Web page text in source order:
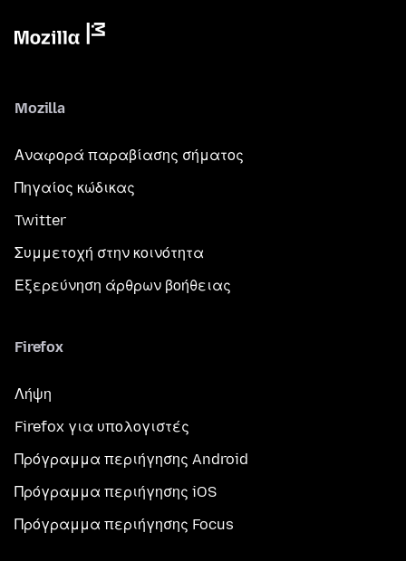
Mozilla
Αναφορά παραβίασης σήματος
Πηγαίος κώδικας
Twitter
Συμμετοχή στην κοινότητα
Εξερεύνηση άρθρων βοήθειας
Firefox
Λήψη
Firefox για υπολογιστές
Πρόγραμμα περιήγησης Android
Πρόγραμμα περιήγησης iOS
Πρόγραμμα περιήγησης Focus